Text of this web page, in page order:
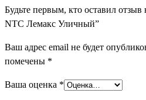
Будьте первым, кто оставил
NTC Лемакс Уличный”
Ваш адрес email не будет
помечены *
Ваша оценка *